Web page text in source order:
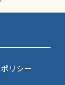
リシー